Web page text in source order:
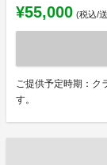
¥55,000 (税込/
ご提供予定時期：ク
す。